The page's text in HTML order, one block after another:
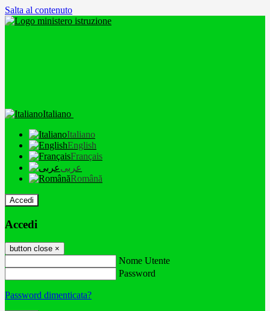
Salta al contenuto
Italiano
Italiano
English
Français
عربى
Română
Accedi
Accedi
button close ×
Nome Utente
Password
Password dimenticata?